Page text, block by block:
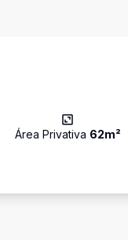
Área Privativa 62m²